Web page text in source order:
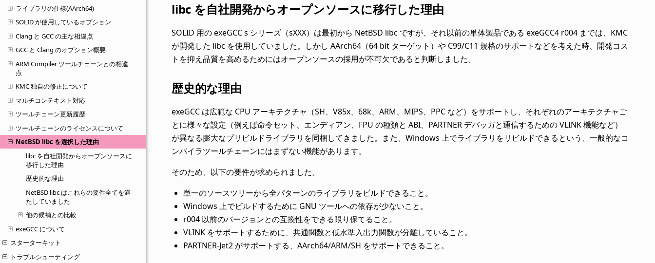
ライブラリの仕様(AArch64)
SOLID が使用しているオプション
Clang と GCC の主な相違点
GCC と Clang のオプション概要
ARM Compiler ツールチェーンとの相違
点
KMC 独自の修正について
マルチコンテキスト対応
ツールチェーン更新履歴
ツールチェーンのライセンスについて
NetBSD libc を選択した理由
libc を自社開発からオープンソースに
移行した理由
歴史的な理由
NetBSD libc はこれらの要件全てを満
たしていました
他の候補との比較
exeGCC について
スターターキット
トラブルシューティング
libc を自社開発からオープンソースに移行した理由
SOLID 用の exeGCC s シリーズ（sXXX）は最初から NetBSD libc ですが、それ以前の単体製品である exeGCC4 r004 までは、KMC
が開発した libc を使用していました。しかし AArch64（64 bit ターゲット）や C99/C11 規格のサポートなどを考えた時、開発コス
トを抑え品質を高めるためにはオープンソースの採用が不可欠であると判断しました。
歴史的な理由
exeGCC は広範な CPU アーキテクチャ（SH、V85x、68k、ARM、MIPS、PPC など）をサポートし、それぞれのアーキテクチャご
とに様々な設定（例えば命令セット、エンディアン、FPU の種類と ABI、PARTNER デバッガと通信するための VLINK 機能など）
が異なる膨大なプリビルドライブラリを同梱してきました。また、Windows 上でライブラリをリビルドできるという、一般的なコ
ンパイラツールチェーンにはまずない機能があります。
そのため、以下の要件が求められました。
単一のソースツリーから全パターンのライブラリをビルドできること。
Windows 上でビルドするために GNU ツールへの依存が少ないこと。
r004 以前のバージョンとの互換性をできる限り保てること。
VLINK をサポートするために、共通関数と低水準入出力関数が分離していること。
PARTNER-Jet2 がサポートする、AArch64/ARM/SH をサポートできること。